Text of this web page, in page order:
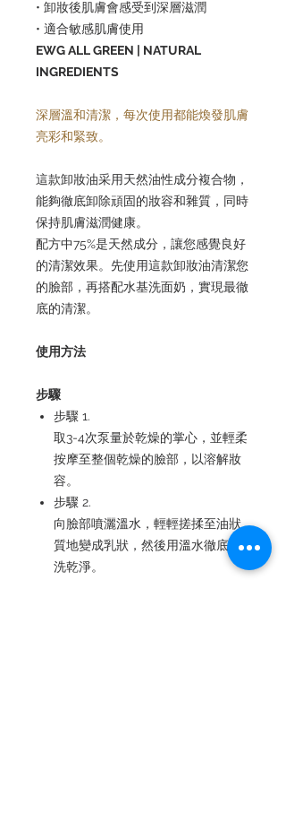
• 卸妝後肌膚會感受到深層滋潤
• 適合敏感肌膚使用
EWG ALL GREEN | NATURAL
INGREDIENTS
深層溫和清潔，每次使用都能煥發肌膚
亮彩和緊致。
這款卸妝油采用天然油性成分複合物，
能夠徹底卸除頑固的妝容和雜質，同時
保持肌膚滋潤健康。
配方中75%是天然成分，讓您感覺良好
的清潔效果。先使用這款卸妝油清潔您
的臉部，再搭配水基洗面奶，實現最徹
底的清潔。
使用方法
步驟
步驟 1.
取3-4次泵量於乾燥的掌心，並輕柔
按摩至整個乾燥的臉部，以溶解妝
容。
步驟 2.
向臉部噴灑溫水，輕輕搓揉至油狀
質地變成乳狀，然後用溫水徹底沖
洗乾淨。